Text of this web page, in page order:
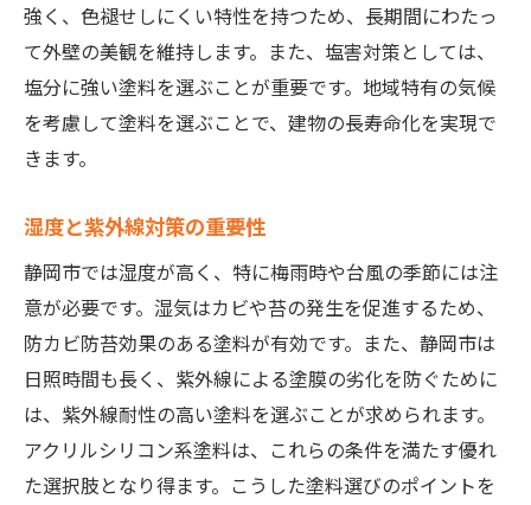
静岡市内での人気の塗料とは
シリコン系塗料を使った外壁の長寿命化と静岡
市での実例
シリコン系塗料の利点と特徴
シリコン系塗料の耐久性テスト結果
施工後のメンテナンスの注意点
シリコン系塗料と他塗料の比較
実際の施工工程とその成果
地元景観に調和する色選び！静岡市での外壁塗
装のポイント
地域の伝統色を取り入れる利点
周囲の環境に影響を与える色選び
強く、色褪せしにくい特性を持つため、長期間にわたっ
て外壁の美観を維持します。また、塩害対策としては、
塩分に強い塗料を選ぶことが重要です。地域特有の気候
を考慮して塗料を選ぶことで、建物の長寿命化を実現で
きます。
湿度と紫外線対策の重要性
静岡市では湿度が高く、特に梅雨時や台風の季節には注
意が必要です。湿気はカビや苔の発生を促進するため、
防カビ防苔効果のある塗料が有効です。また、静岡市は
日照時間も長く、紫外線による塗膜の劣化を防ぐために
は、紫外線耐性の高い塗料を選ぶことが求められます。
アクリルシリコン系塗料は、これらの条件を満たす優れ
た選択肢となり得ます。こうした塗料選びのポイントを